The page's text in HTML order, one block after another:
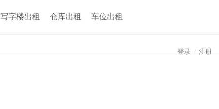
写字楼出租 仓库出租 车位出租
登录 / 注册